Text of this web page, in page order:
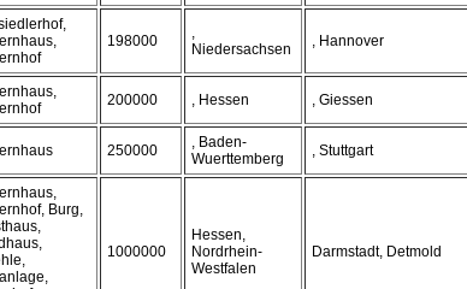
198000
,
Niedersachsen
, Hannover
200000 , Hessen , Giessen
250000
, Baden-
Wuerttemberg
, Stuttgart
Burg,
1000000
Hessen,
Nordrhein-
Westfalen
Darmstadt, Detmold